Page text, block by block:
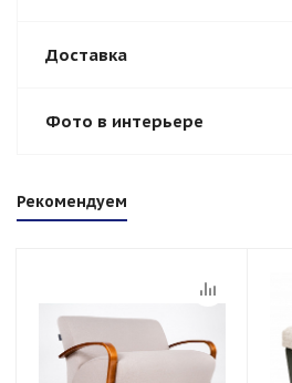
Доставка
Фото в интерьере
Рекомендуем